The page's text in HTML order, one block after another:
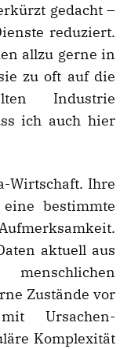
gedacht –
reduziert.
allzu gerne in
zu oft auf die
Industrie
ich auch hier
Wirtschaft. Ihre
bestimmte
aktuell aus
Zustände vor
Ursachen-
Komplexität